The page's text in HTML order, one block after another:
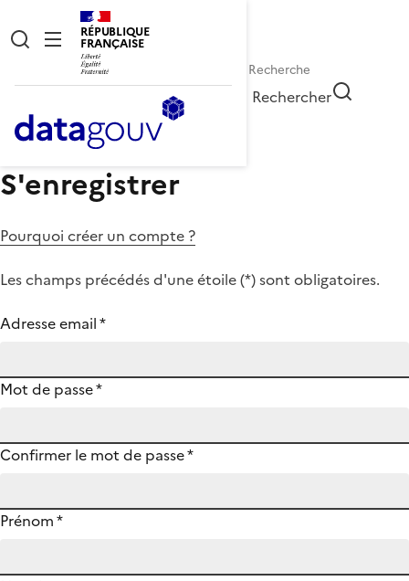
RÉPUBLIQUE
FRANÇAISE
Rechercher
S'enregistrer
Pourquoi créer un compte ?
Les champs précédés d'une étoile (*) sont obligatoires.
Adresse email*
Mot de passe*
Confirmer le mot de passe*
Prénom*